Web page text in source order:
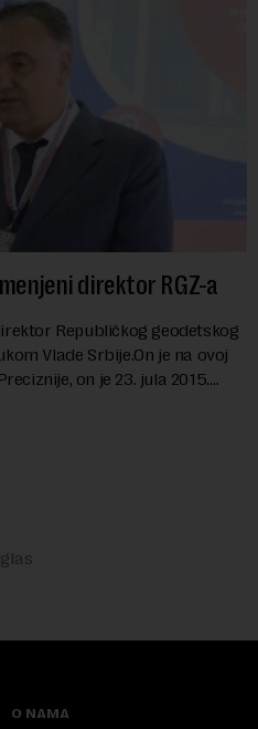
direktor RGZ-a
Republičkog geodetskog
Vlade Srbije.On je na ovoj
on je 23. jula 2015.
O NAMA